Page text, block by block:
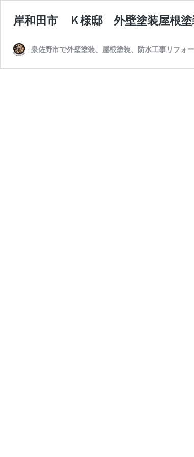
岸和田市 Ｋ様邸 外壁塗装屋根
泉佐野市で外壁塗装、屋根塗装、防水工事リフォ